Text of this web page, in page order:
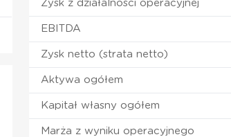
Zysk z działalności operacyjnej
EBITDA
Zysk netto (strata netto)
Aktywa ogółem
Kapitał własny ogółem
Marża z wyniku operacyjnego